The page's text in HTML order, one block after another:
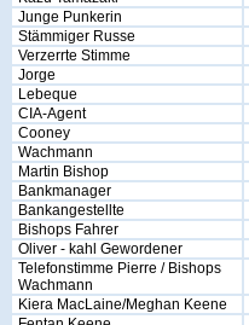
Junge Punkerin
Stämmiger Russe
Verzerrte Stimme
Jorge
Lebeque
CIA-Agent
Cooney
Wachmann
Martin Bishop
Bankmanager
Bankangestellte
Bishops Fahrer
Oliver - kahl Gewordener
Telefonstimme Pierre / Bishops
Wachmann
Kiera MacLaine/Meghan Keene